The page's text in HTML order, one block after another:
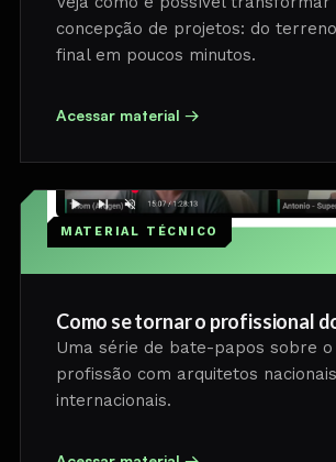
concepção de projetos: do
final em poucos minutos.
Acessar material →
MATERIAL TÉCNICO
Como se tornar o profissional
Uma série de bate-papos sobre
profissão com arquitetos
internacionais.